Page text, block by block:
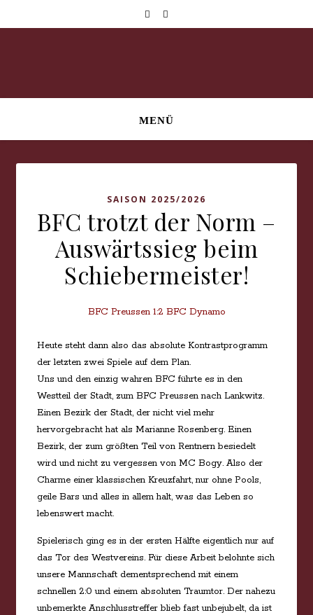
MENÜ
SAISON 2025/2026
BFC trotzt der Norm –
Auswärtssieg beim
Schiebermeister!
BFC Preussen 1:2 BFC Dynamo
Heute steht dann also das absolute Kontrastprogramm
der letzten zwei Spiele auf dem Plan.
Uns und den einzig wahren BFC führte es in den
Westteil der Stadt, zum BFC Preussen nach Lankwitz.
Einen Bezirk der Stadt, der nicht viel mehr
hervorgebracht hat als Marianne Rosenberg. Einen
Bezirk, der zum größten Teil von Rentnern besiedelt
wird und nicht zu vergessen von MC Bogy. Also der
Charme einer klassischen Kreuzfahrt, nur ohne Pools,
geile Bars und alles in allem halt, was das Leben so
lebenswert macht.
Spielerisch ging es in der ersten Hälfte eigentlich nur auf
das Tor des Westvereins. Für diese Arbeit belohnte sich
unsere Mannschaft dementsprechend mit einem
schnellen 2:0 und einem absoluten Traumtor. Der nahezu
unbemerkte Anschlusstreffer blieb fast unbejubelt, da ist